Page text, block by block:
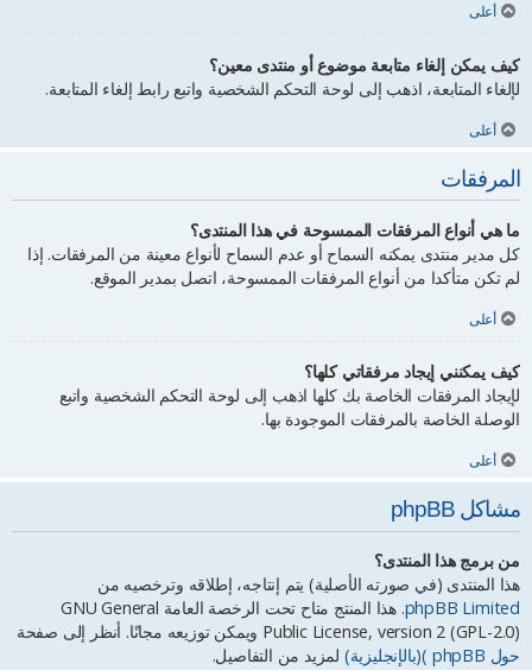
أعلى
كيف يمكن إلغاء متابعة موضوع أو منتدى معين؟
لإلغاء المتابعة، اذهب إلى لوحة التحكم الشخصية واتبع رابط إلغاء المتابعة.
أعلى
المرفقات
ما هي أنواع المرفقات الممسوحة في هذا المنتدى؟
كل مدير منتدى يمكنه السماح أو عدم السماح لأنواع معينة من المرفقات. إذا
لم تكن متأكدا من أنواع المرفقات الممسوحة، اتصل بمدير الموقع.
أعلى
كيف يمكنني إيجاد مرفقاتي كلها؟
لإيجاد المرفقات الخاصة بك كلها اذهب إلى لوحة التحكم الشخصية واتبع
الوصلة الخاصة بالمرفقات الموجودة بها.
أعلى
مشاكل phpBB
من برمج هذا المنتدى؟
هذا المنتدى (في صورته الأصلية) يتم إنتاجه، إطلاقه وترخصيه من
phpBB Limited
. هذا المنتج متاح تحت الرخصة العامة GNU General
Public License, version 2 (GPL-2.0) ويمكن توزيعه مجانًا. أنظر إلى صفحة
حول phpBB )(بالإنجليزية)
لمزيد من التفاصيل.